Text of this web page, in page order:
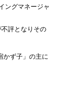
ングマネージャ
評となりその
かず子」の主に